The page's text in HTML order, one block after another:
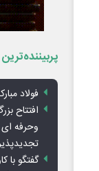
پربیننده‌ترین
فولاد
افتتاح
وحرفه
گفتگو با